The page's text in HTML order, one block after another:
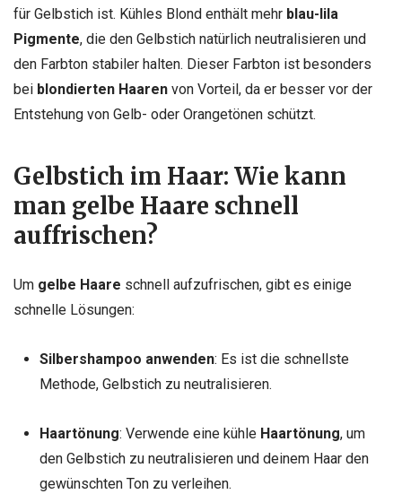
für Gelbstich ist. Kühles Blond enthält mehr blau-lila
Pigmente, die den Gelbstich natürlich neutralisieren und
den Farbton stabiler halten. Dieser Farbton ist besonders
bei blondierten Haaren von Vorteil, da er besser vor der
Entstehung von Gelb- oder Orangetönen schützt.
Gelbstich im Haar: Wie kann
man gelbe Haare schnell
auffrischen?
Um gelbe Haare schnell aufzufrischen, gibt es einige
schnelle Lösungen:
Silbershampoo anwenden: Es ist die schnellste
Methode, Gelbstich zu neutralisieren.
Haartönung: Verwende eine kühle Haartönung, um
den Gelbstich zu neutralisieren und deinem Haar den
gewünschten Ton zu verleihen.